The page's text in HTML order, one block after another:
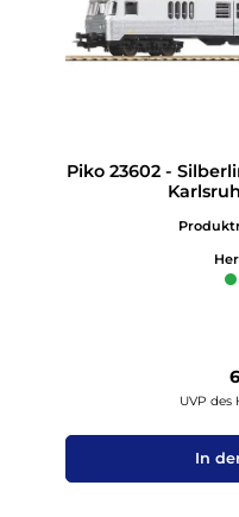
Piko 23602 -
UVP des
In